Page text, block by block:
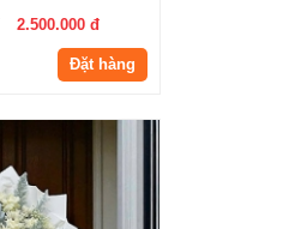
2.500.000 đ
Đặt hàng